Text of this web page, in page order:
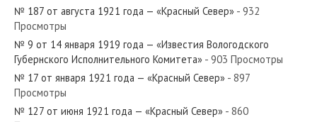
№ 31 от февраля 1979 года —
«Красный Север»
№ 258 от ноября 1975 года —
№ 187 от августа 1921 года — «Красный Север» - 932
Просмотры
№ 9 от 14 января 1919 года — «Известия Вологодского
Губернского Исполнительного Комитета» - 903 Просмотры
№ 17 от января 1921 года — «Красный Север» - 897
Просмотры
№ 127 от июня 1921 года — «Красный Север» - 860